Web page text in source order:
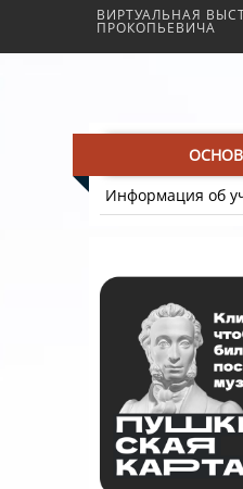
ВИРТУАЛЬНАЯ
ПРОКОПЬЕВИЧА
Информация об